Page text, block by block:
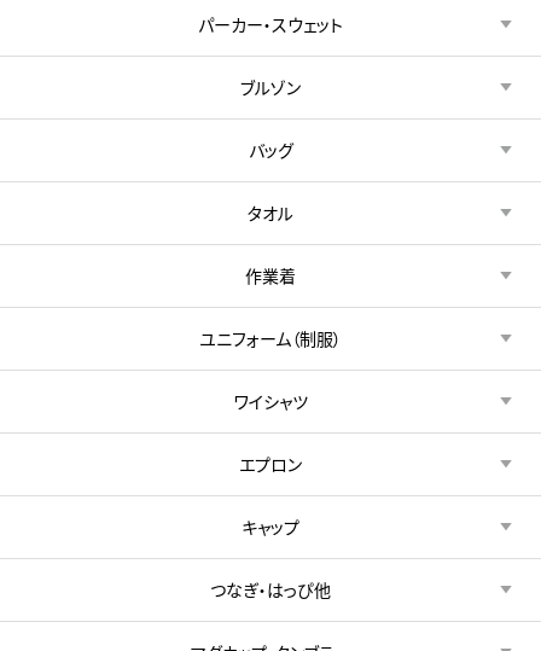
パーカー・スウェット
ブルゾン
バッグ
タオル
作業着
ユニフォーム（制服）
ワイシャツ
エプロン
キャップ
つなぎ・はっぴ他